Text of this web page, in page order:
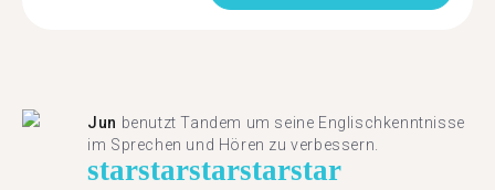
Jun benutzt Tandem um seine Englischkenntnisse
im Sprechen und Hören zu verbessern.
starstarstarstarstar